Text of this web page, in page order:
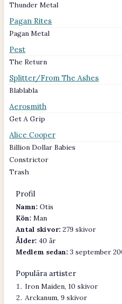
Thunder Metal
Pagan Rites
Pagan Metal
Pest
The Return
Splitter/From The Ashes
Blablabla
Aerosmith
Get A Grip
Alice Cooper
Billion Dollar Babies
Constrictor
Trash
Profil
Namn: Otis
Kön: Man
Antal skivor: 279 skivor
Ålder: 40 år
Medlem sedan: 3 september
Populära artister
Iron Maiden, 10 skivor
Arckanum, 9 skivor